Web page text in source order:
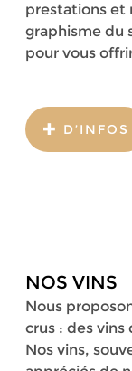
prestations et
graphisme du
pour vous
D’INFOS
NOS VINS
Nous
crus : des
Nos vins,